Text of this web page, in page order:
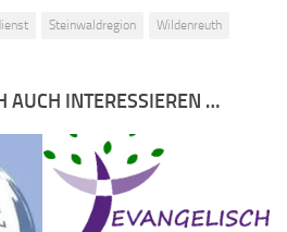
Steinwaldregion Wildenreuth
AUCH INTERESSIEREN …